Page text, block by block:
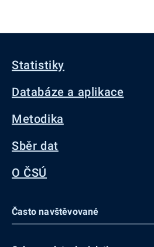
Statistiky
Databáze a aplikace
Metodika
Sběr dat
O ČSÚ
Často navštěvované